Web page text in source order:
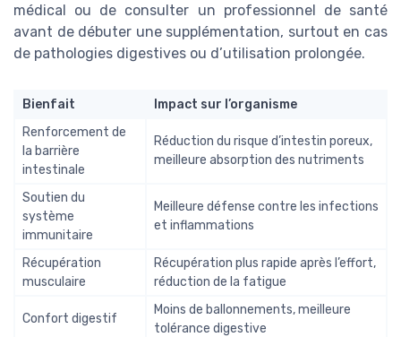
médical ou de consulter un professionnel de santé
avant de débuter une supplémentation, surtout en cas
de pathologies digestives ou d’utilisation prolongée.
Bienfait
Impact sur l’organisme
Renforcement de
la barrière
intestinale
Réduction du risque d’intestin poreux,
meilleure absorption des nutriments
Soutien du
système
immunitaire
Meilleure défense contre les infections
et inflammations
Récupération
musculaire
Récupération plus rapide après l’effort,
réduction de la fatigue
Confort digestif
Moins de ballonnements, meilleure
tolérance digestive